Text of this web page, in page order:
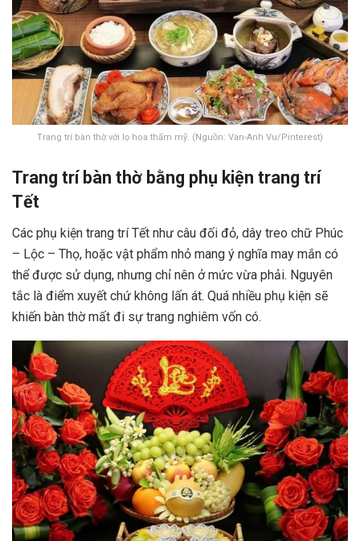
Trang trí bàn thờ với lọ hoa thẩm mỹ. (Nguồn: Van-Anh Vu/Pinterest)
Trang trí bàn thờ bằng phụ kiện trang trí
Tết
Các phụ kiện trang trí Tết như câu đối đỏ, dây treo chữ Phúc
– Lộc – Thọ, hoặc vật phẩm nhỏ mang ý nghĩa may mắn có
thể được sử dụng, nhưng chỉ nên ở mức vừa phải. Nguyên
tắc là điểm xuyết chứ không lấn át. Quá nhiều phụ kiện sẽ
khiến bàn thờ mất đi sự trang nghiêm vốn có.